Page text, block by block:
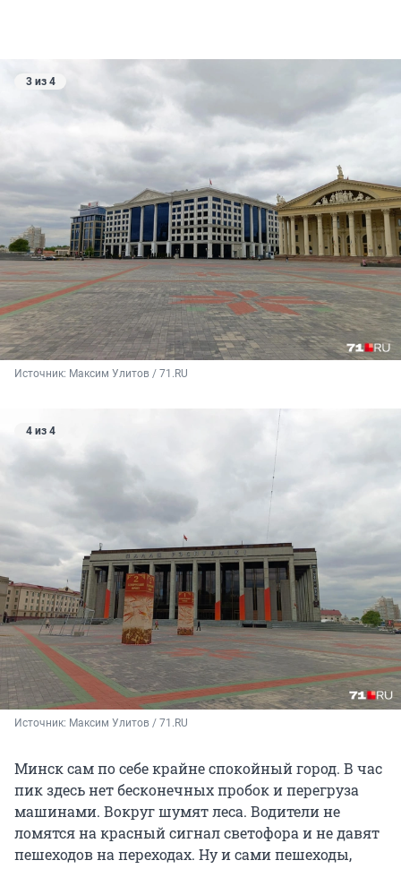
3 из 4
Источник: Максим Улитов / 71.RU
4 из 4
Источник: Максим Улитов / 71.RU
Минск сам по себе крайне спокойный город. В час
пик здесь нет бесконечных пробок и перегруза
машинами. Вокруг шумят леса. Водители не
ломятся на красный сигнал светофора и не давят
пешеходов на переходах. Ну и сами пешеходы,